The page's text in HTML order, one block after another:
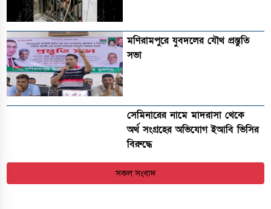
মণিরামপুরে যুবদলের যৌথ প্রস্তুতি
সভা
সেমিনারের নামে মাদরাসা থেকে
অর্থ সংগ্রহের অভিযোগ ইআবি ভিসির
বিরুদ্ধে
সকল সংবাদ